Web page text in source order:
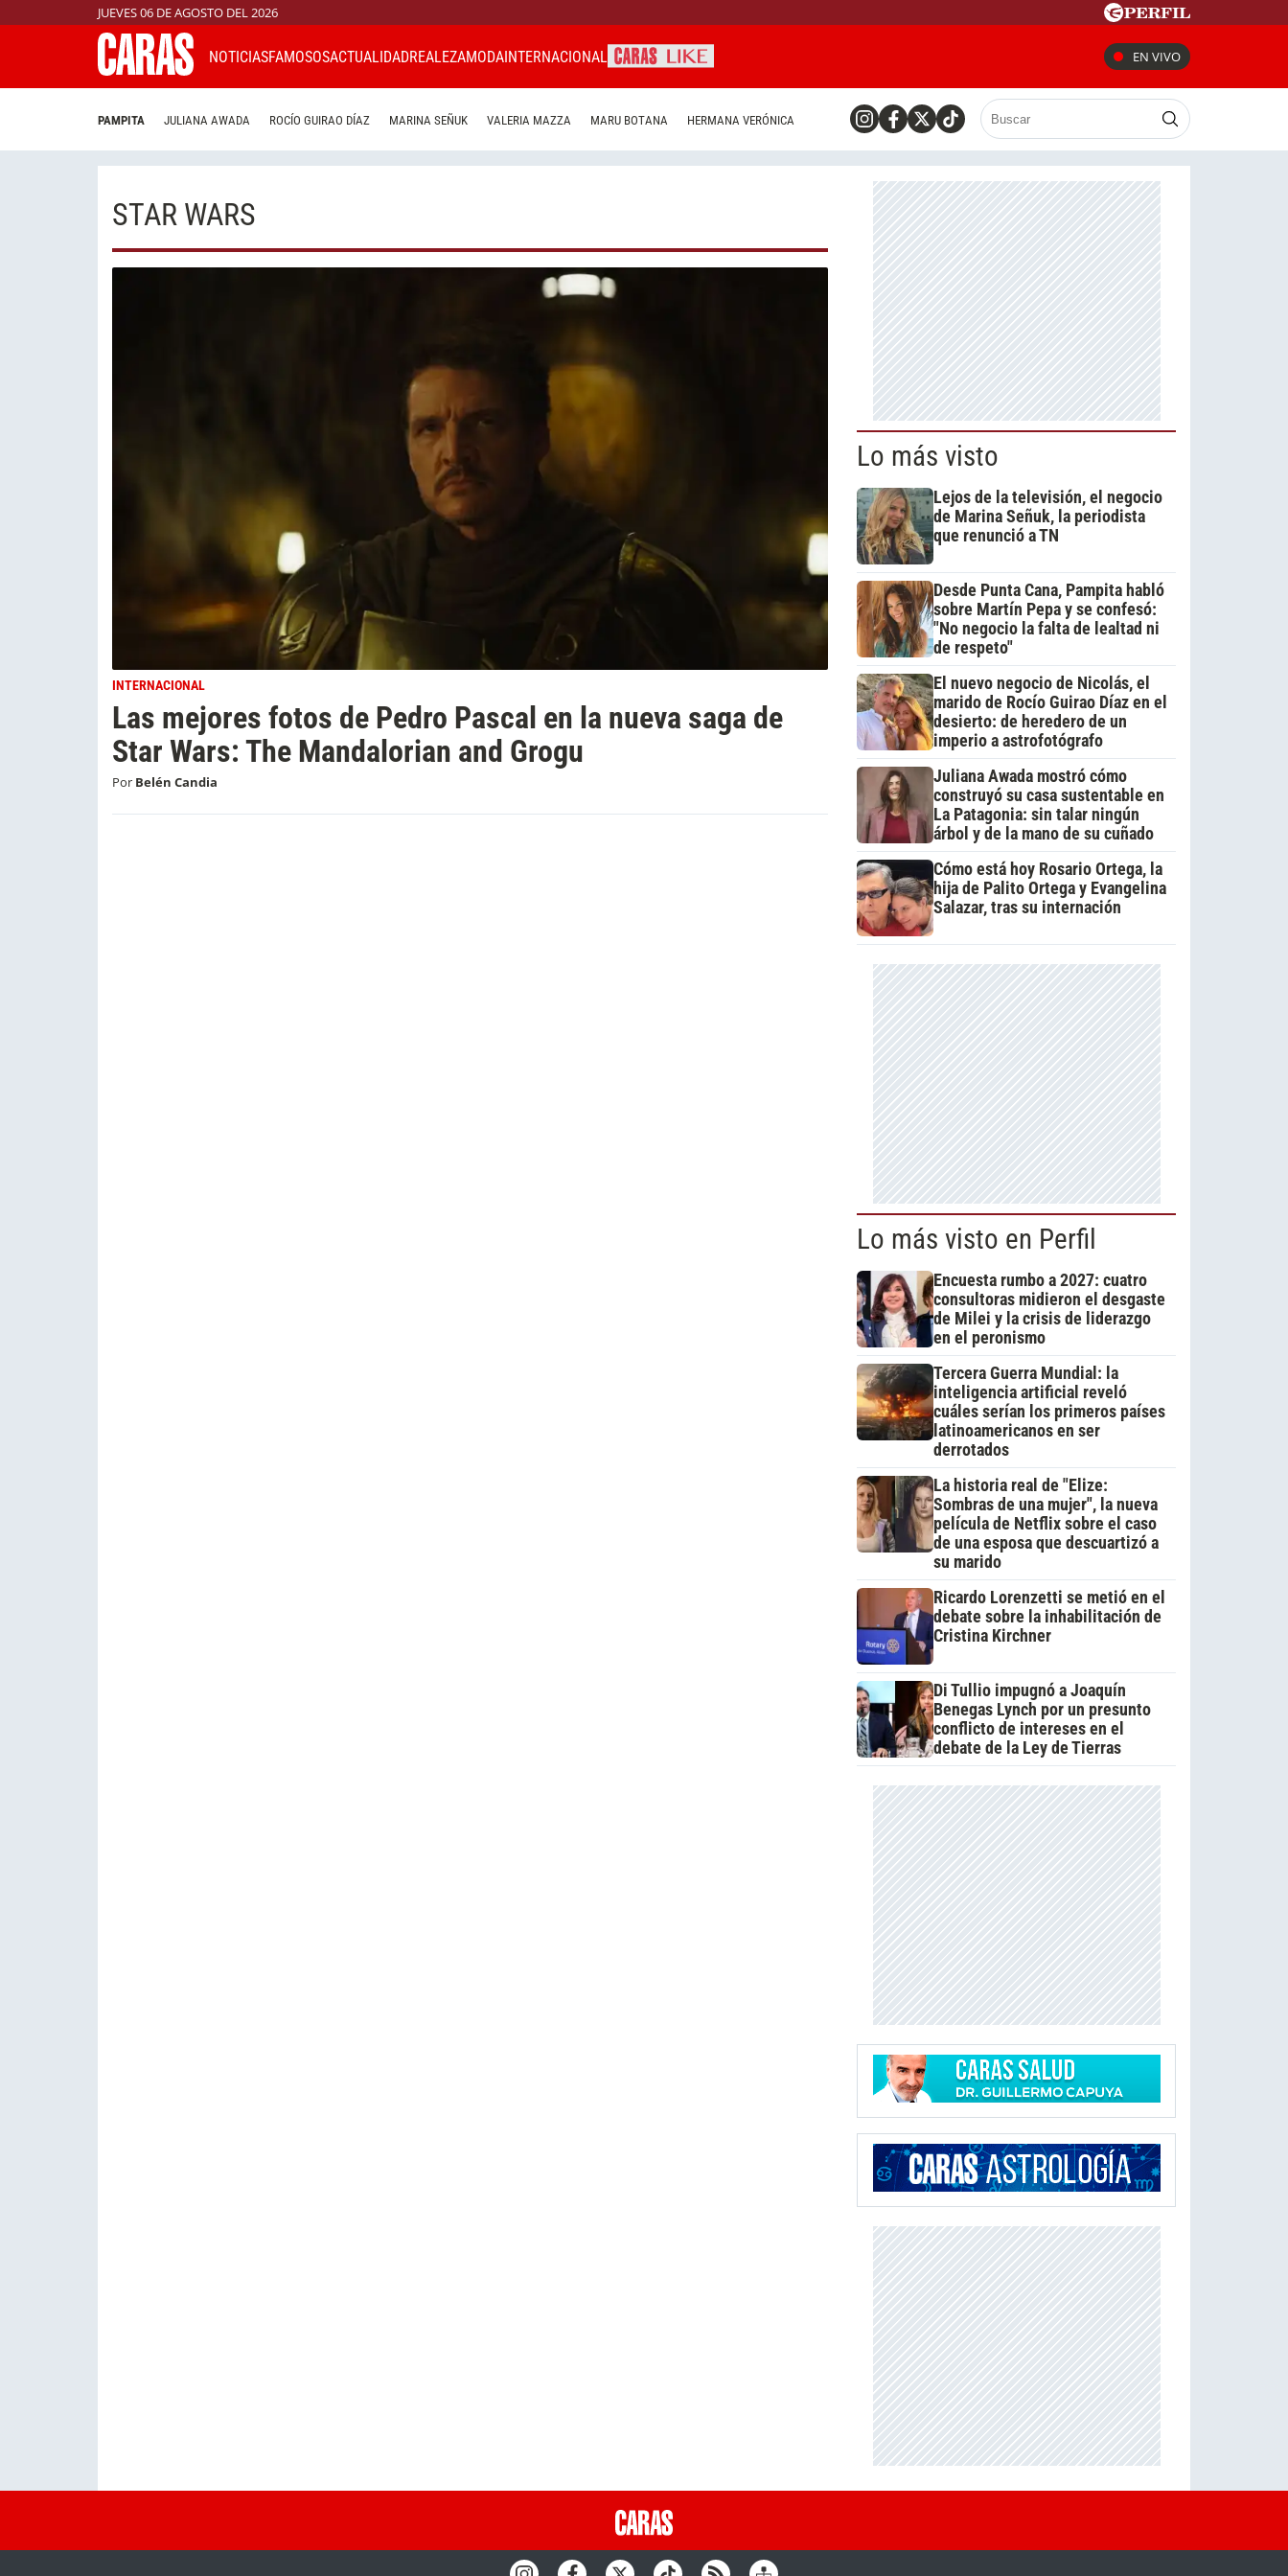
JUEVES 06 DE AGOSTO DEL 2026
NOTICIASFAMOSOSACTUALIDADREALEZAMODAINTERNACIONAL EN VIVO
PAMPITA JULIANA AWADA ROCÍO GUIRAO DÍAZ MARINA SEÑUK VALERIA MAZZA MARU BOTANA HERMANA VERÓNICA
STAR WARS
INTERNACIONAL
Las mejores fotos de Pedro Pascal en la nueva saga de
Star Wars: The Mandalorian and Grogu
Por Belén Candia
Lo más visto
Lejos de la televisión, el negocio
de Marina Señuk, la periodista
que renunció a TN
Desde Punta Cana, Pampita habló
sobre Martín Pepa y se confesó:
"No negocio la falta de lealtad ni
de respeto"
El nuevo negocio de Nicolás, el
marido de Rocío Guirao Díaz en el
desierto: de heredero de un
imperio a astrofotógrafo
Juliana Awada mostró cómo
construyó su casa sustentable en
La Patagonia: sin talar ningún
árbol y de la mano de su cuñado
Cómo está hoy Rosario Ortega, la
hija de Palito Ortega y Evangelina
Salazar, tras su internación
Lo más visto en Perfil
Encuesta rumbo a 2027: cuatro
consultoras midieron el desgaste
de Milei y la crisis de liderazgo
en el peronismo
Tercera Guerra Mundial: la
inteligencia artificial reveló
cuáles serían los primeros países
latinoamericanos en ser
derrotados
La historia real de "Elize:
Sombras de una mujer", la nueva
película de Netflix sobre el caso
de una esposa que descuartizó a
su marido
Ricardo Lorenzetti se metió en el
debate sobre la inhabilitación de
Cristina Kirchner
Di Tullio impugnó a Joaquín
Benegas Lynch por un presunto
conflicto de intereses en el
debate de la Ley de Tierras